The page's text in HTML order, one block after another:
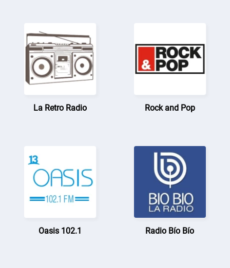
La Retro Radio Rock and Pop
Oasis 102.1 Radio Bío Bío